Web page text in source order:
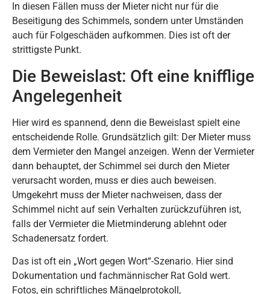
In diesen Fällen muss der Mieter nicht nur für die
Beseitigung des Schimmels, sondern unter Umständen
auch für Folgeschäden aufkommen. Dies ist oft der
strittigste Punkt.
Die Beweislast: Oft eine knifflige
Angelegenheit
Hier wird es spannend, denn die Beweislast spielt eine
entscheidende Rolle. Grundsätzlich gilt: Der Mieter muss
dem Vermieter den Mangel anzeigen. Wenn der Vermieter
dann behauptet, der Schimmel sei durch den Mieter
verursacht worden, muss er dies auch beweisen.
Umgekehrt muss der Mieter nachweisen, dass der
Schimmel nicht auf sein Verhalten zurückzuführen ist,
falls der Vermieter die Mietminderung ablehnt oder
Schadenersatz fordert.
Das ist oft ein „Wort gegen Wort“-Szenario. Hier sind
Dokumentation und fachmännischer Rat Gold wert.
Fotos, ein schriftliches Mängelprotokoll,